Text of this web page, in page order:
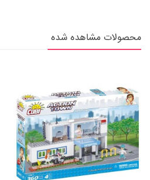
محصولات مشاهده شده